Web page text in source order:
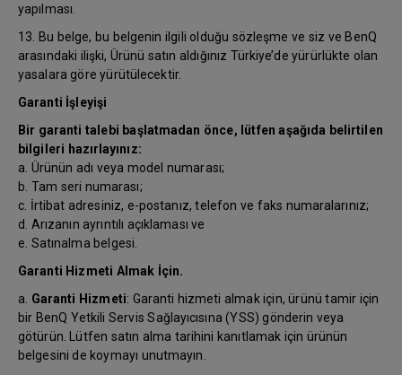
yapılması.
13. Bu belge, bu belgenin ilgili olduğu sözleşme ve siz ve BenQ
arasındaki ilişki, Ürünü satın aldığınız Türkiye’de yürürlükte olan
yasalara göre yürütülecektir.
Garanti İşleyişi
Bir garanti talebi başlatmadan önce, lütfen aşağıda belirtilen
bilgileri hazırlayınız:
a. Ürünün adı veya model numarası;
b. Tam seri numarası;
c. İrtibat adresiniz, e-postanız, telefon ve faks numaralarınız;
d. Arızanın ayrıntılı açıklaması ve
e. Satınalma belgesi.
Garanti Hizmeti Almak İçin.
a. Garanti Hizmeti: Garanti hizmeti almak için, ürünü tamir için
bir BenQ Yetkili Servis Sağlayıcısına (YSS) gönderin veya
götürün. Lütfen satın alma tarihini kanıtlamak için ürünün
belgesini de koymayı unutmayın.